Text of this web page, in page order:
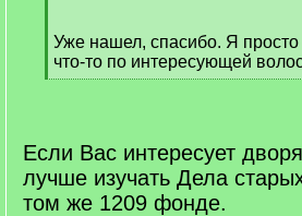
]Уже нашел, спасибо. Я просто
что-то по интересующей
[
Если Вас интересует
лучше изучать Дела
том же 1209 фонде.